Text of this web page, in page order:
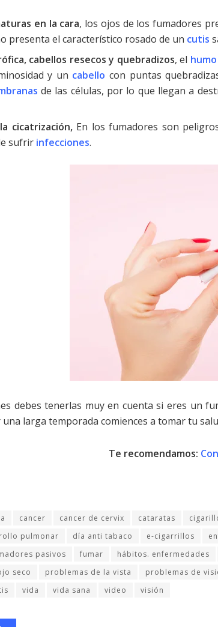
en la cara, los ojos de los fumadores
presenta el característico rosado de un cutis
cabellos resecos y quebradizos, el humo
y un cabello con puntas
de las células, por lo que llegan a
cicatrización, En los fumadores son
sufrir infecciones.
debes tenerlas muy en cuenta si eres un
larga temporada comiences a tomar tu
Te recomendamos:
cancer cancer de cervix cataratas
pulmonar día anti tabaco e-cigarrillos
pasivos fumar hábitos. enfermedades
seco problemas de la vista problemas de
vida vida sana video visión